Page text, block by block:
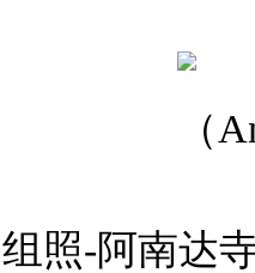
组照-阿南达